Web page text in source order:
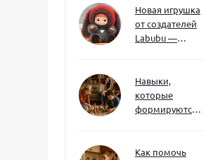
мышление и
внимание к
деталям
Новая игрушка
от создателей
Labubu —
Навыки,
которые
формируются
ребёнка
Как помочь